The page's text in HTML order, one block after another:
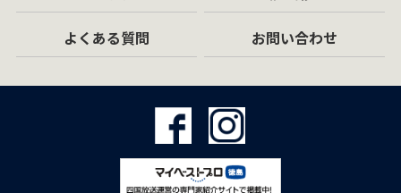
よくある質問 お問い合わせ